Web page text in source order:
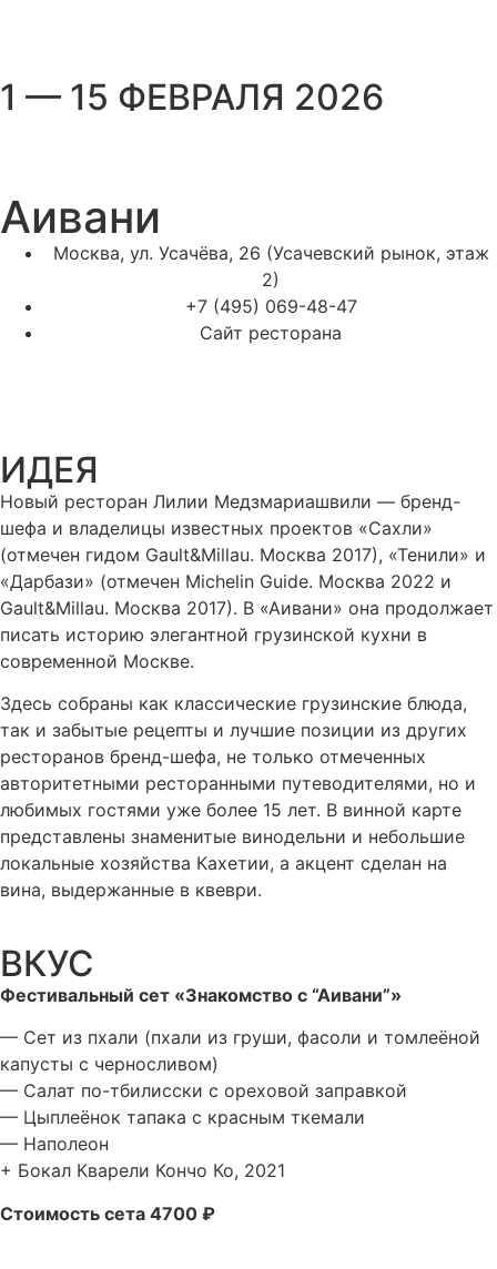
1 — 15 ФЕВРАЛЯ 2026
Аивани
Москва, ул. Усачёва, 26 (Усачевский рынок, этаж
2)
+7 (495) 069-48-47
Сайт ресторана
ИДЕЯ
Новый ресторан Лилии Медзмариашвили — бренд-
шефа и владелицы известных проектов «Сахли»
(отмечен гидом Gault&Millau. Москва 2017), «Тенили» и
«Дарбази» (отмечен Michelin Guide. Москва 2022 и
Gault&Millau. Москва 2017). В «Аивани» она продолжает
писать историю элегантной грузинской кухни в
современной Москве.
Здесь собраны как классические грузинские блюда,
так и забытые рецепты и лучшие позиции из других
ресторанов бренд-шефа, не только отмеченных
авторитетными ресторанными путеводителями, но и
любимых гостями уже более 15 лет. В винной карте
представлены знаменитые винодельни и небольшие
локальные хозяйства Кахетии, а акцент сделан на
вина, выдержанные в квеври.
ВКУС
Фестивальный сет «Знакомство с “Аивани”»
— Сет из пхали (пхали из груши, фасоли и томлеёной
капусты с черносливом)
— Салат по-тбилисски с ореховой заправкой
— Цыплеёнок тапака с красным ткемали
— Наполеон
+ Бокал Кварели Кончо Ко, 2021
Стоимость сета 4700 ₽